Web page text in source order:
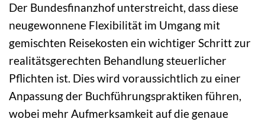
Der Bundesfinanzhof unterstreicht, dass diese
neugewonnene Flexibilität im Umgang mit
gemischten Reisekosten ein wichtiger Schritt zur
realitätsgerechten Behandlung steuerlicher
Pflichten ist. Dies wird voraussichtlich zu einer
Anpassung der Buchführungspraktiken führen,
wobei mehr Aufmerksamkeit auf die genaue